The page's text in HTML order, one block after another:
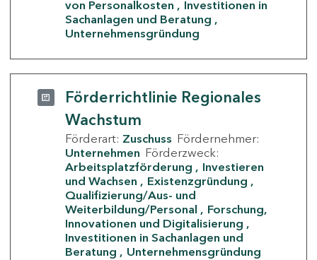
von Personalkosten
Investitionen in
Sachanlagen und Beratung
Unternehmensgründung
Förderrichtlinie Regionales
Wachstum
Förderart: Zuschuss Fördernehmer:
Unternehmen Förderzweck:
Arbeitsplatzförderung
Investieren
und Wachsen
Existenzgründung
Qualifizierung/Aus- und
Weiterbildung/Personal
Forschung,
Innovationen und Digitalisierung
Investitionen in Sachanlagen und
Beratung
Unternehmensgründung